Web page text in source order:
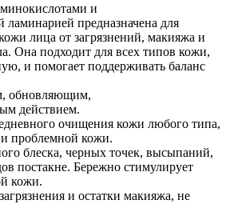
и
предназначена для
лица от загрязнений, макияжа и
Она подходит для всех типов кожи,
и помогает поддерживать баланс
обновляющим,
действием.
очищения кожи любого типа,
проблемной кожи.
блеска, черных точек, высыпаний,
постакне. Бережно стимулирует
кожи.
и остатки макияжа, не